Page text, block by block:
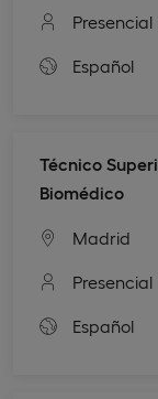
Presencial
Español
Técnico
Biomédico
Madrid
Presencial
Español